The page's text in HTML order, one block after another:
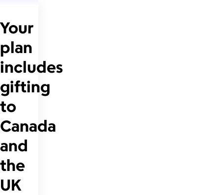
Your
plan
includes
gifting
to
Canada
and
the
UK